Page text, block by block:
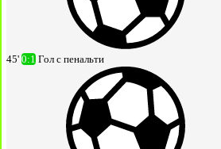
45' 0:1 Гол с пенальти